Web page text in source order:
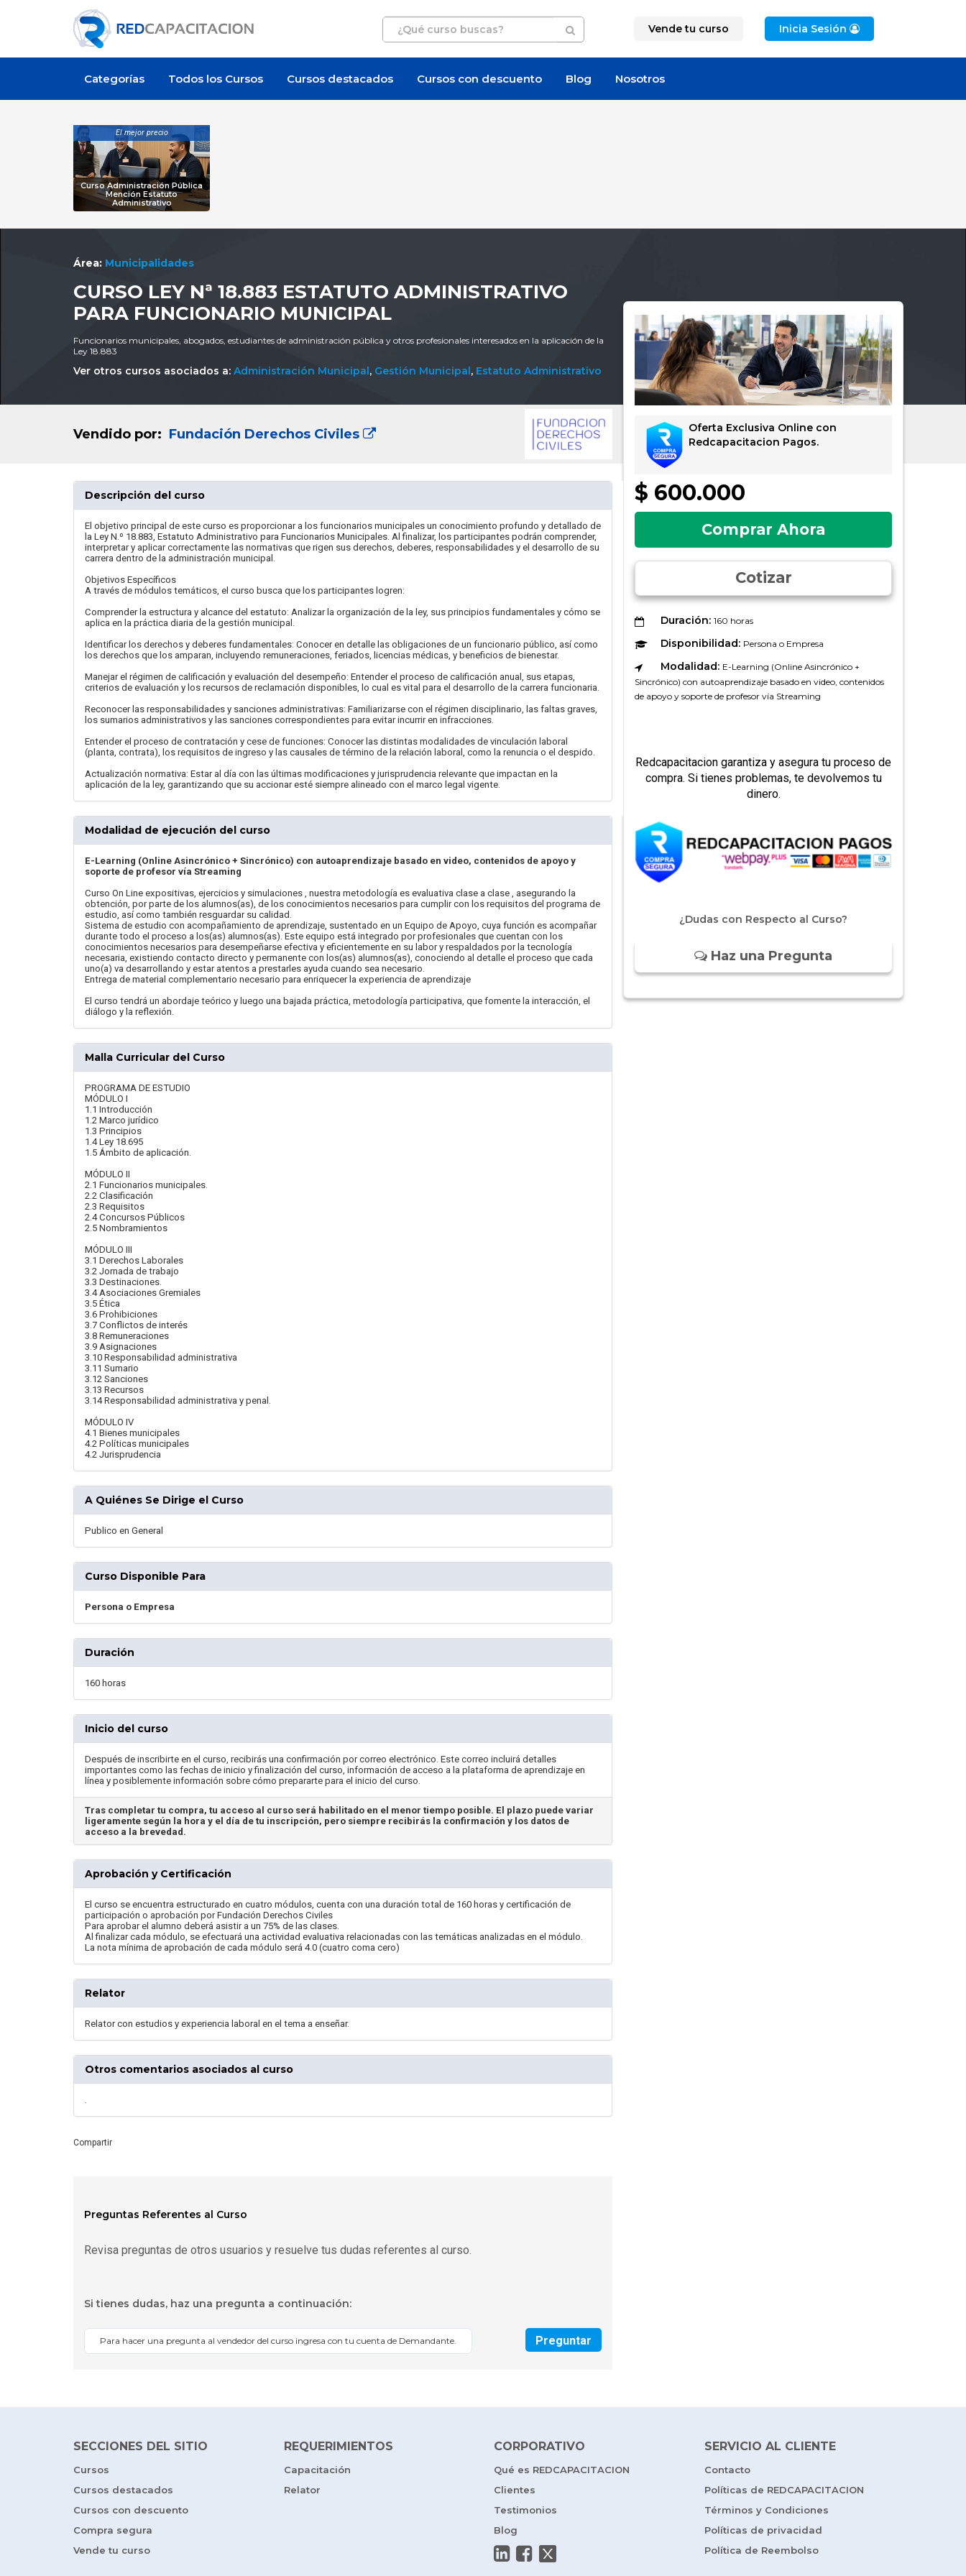
Vende tu curso Inicia Sesión
Categorías Todos los Cursos Cursos destacados Cursos con descuento Blog Nosotros
El mejor precio
Curso Administración Pública
Mención Estatuto
Administrativo
Área: Municipalidades
CURSO LEY Nª 18.883 ESTATUTO ADMINISTRATIVO
PARA FUNCIONARIO MUNICIPAL
Funcionarios municipales, abogados, estudiantes de administración pública y otros profesionales interesados en la aplicación de la
Ley 18.883
Ver otros cursos asociados a: Administración Municipal, Gestión Municipal, Estatuto Administrativo
Vendido por: Fundación Derechos Civiles
Oferta Exclusiva Online con
Redcapacitacion Pagos.
$ 600.000
Comprar Ahora
Cotizar
Duración: 160 horas
Disponibilidad: Persona o Empresa
Modalidad: E-Learning (Online Asincrónico +
Sincrónico) con autoaprendizaje basado en video, contenidos
de apoyo y soporte de profesor vía Streaming
Redcapacitacion garantiza y asegura tu proceso de
compra. Si tienes problemas, te devolvemos tu
dinero.
¿Dudas con Respecto al Curso?
Haz una Pregunta
Descripción del curso
El objetivo principal de este curso es proporcionar a los funcionarios municipales un conocimiento profundo y detallado de
la Ley N.º 18.883, Estatuto Administrativo para Funcionarios Municipales. Al finalizar, los participantes podrán comprender,
interpretar y aplicar correctamente las normativas que rigen sus derechos, deberes, responsabilidades y el desarrollo de su
carrera dentro de la administración municipal.
Objetivos Específicos
A través de módulos temáticos, el curso busca que los participantes logren:
Comprender la estructura y alcance del estatuto: Analizar la organización de la ley, sus principios fundamentales y cómo se
aplica en la práctica diaria de la gestión municipal.
Identificar los derechos y deberes fundamentales: Conocer en detalle las obligaciones de un funcionario público, así como
los derechos que los amparan, incluyendo remuneraciones, feriados, licencias médicas, y beneficios de bienestar.
Manejar el régimen de calificación y evaluación del desempeño: Entender el proceso de calificación anual, sus etapas,
criterios de evaluación y los recursos de reclamación disponibles, lo cual es vital para el desarrollo de la carrera funcionaria.
Reconocer las responsabilidades y sanciones administrativas: Familiarizarse con el régimen disciplinario, las faltas graves,
los sumarios administrativos y las sanciones correspondientes para evitar incurrir en infracciones.
Entender el proceso de contratación y cese de funciones: Conocer las distintas modalidades de vinculación laboral
(planta, contrata), los requisitos de ingreso y las causales de término de la relación laboral, como la renuncia o el despido.
Actualización normativa: Estar al día con las últimas modificaciones y jurisprudencia relevante que impactan en la
aplicación de la ley, garantizando que su accionar esté siempre alineado con el marco legal vigente.
Modalidad de ejecución del curso
E-Learning (Online Asincrónico + Sincrónico) con autoaprendizaje basado en video, contenidos de apoyo y
soporte de profesor vía Streaming
Curso On Line expositivas, ejercicios y simulaciones , nuestra metodología es evaluativa clase a clase , asegurando la
obtención, por parte de los alumnos(as), de los conocimientos necesarios para cumplir con los requisitos del programa de
estudio, así como también resguardar su calidad.
Sistema de estudio con acompañamiento de aprendizaje, sustentado en un Equipo de Apoyo, cuya función es acompañar
durante todo el proceso a los(as) alumnos(as). Este equipo está integrado por profesionales que cuentan con los
conocimientos necesarios para desempeñarse efectiva y eficientemente en su labor y respaldados por la tecnología
necesaria, existiendo contacto directo y permanente con los(as) alumnos(as), conociendo al detalle el proceso que cada
uno(a) va desarrollando y estar atentos a prestarles ayuda cuando sea necesario.
Entrega de material complementario necesario para enriquecer la experiencia de aprendizaje
El curso tendrá un abordaje teórico y luego una bajada práctica, metodología participativa, que fomente la interacción, el
diálogo y la reflexión.
Malla Curricular del Curso
PROGRAMA DE ESTUDIO
MÓDULO I
1.1 Introducción
1.2 Marco jurídico
1.3 Principios
1.4 Ley 18.695
1.5 Ámbito de aplicación.
MÓDULO II
2.1 Funcionarios municipales.
2.2 Clasificación
2.3 Requisitos
2.4 Concursos Públicos
2.5 Nombramientos
MÓDULO III
3.1 Derechos Laborales
3.2 Jornada de trabajo
3.3 Destinaciones.
3.4 Asociaciones Gremiales
3.5 Ética
3.6 Prohibiciones
3.7 Conflictos de interés
3.8 Remuneraciones
3.9 Asignaciones
3.10 Responsabilidad administrativa
3.11 Sumario
3.12 Sanciones
3.13 Recursos
3.14 Responsabilidad administrativa y penal.
MÓDULO IV
4.1 Bienes municipales
4.2 Políticas municipales
4.2 Jurisprudencia
A Quiénes Se Dirige el Curso
Publico en General
Curso Disponible Para
Persona o Empresa
Duración
160 horas
Inicio del curso
Después de inscribirte en el curso, recibirás una confirmación por correo electrónico. Este correo incluirá detalles
importantes como las fechas de inicio y finalización del curso, información de acceso a la plataforma de aprendizaje en
línea y posiblemente información sobre cómo prepararte para el inicio del curso.
Tras completar tu compra, tu acceso al curso será habilitado en el menor tiempo posible. El plazo puede variar
ligeramente según la hora y el día de tu inscripción, pero siempre recibirás la confirmación y los datos de
acceso a la brevedad.
Aprobación y Certificación
El curso se encuentra estructurado en cuatro módulos, cuenta con una duración total de 160 horas y certificación de
participación o aprobación por Fundación Derechos Civiles
Para aprobar el alumno deberá asistir a un 75% de las clases.
Al finalizar cada módulo, se efectuará una actividad evaluativa relacionadas con las temáticas analizadas en el módulo.
La nota mínima de aprobación de cada módulo será 4.0 (cuatro coma cero)
Relator
Relator con estudios y experiencia laboral en el tema a enseñar.
Otros comentarios asociados al curso
.
Compartir
Preguntas Referentes al Curso
Revisa preguntas de otros usuarios y resuelve tus dudas referentes al curso.
Si tienes dudas, haz una pregunta a continuación:
Para hacer una pregunta al vendedor del curso ingresa con tu cuenta de Demandante. Preguntar
SECCIONES DEL SITIO
Cursos
Cursos destacados
Cursos con descuento
Compra segura
Vende tu curso
REQUERIMIENTOS
Capacitación
Relator
CORPORATIVO
Qué es REDCAPACITACION
Clientes
Testimonios
Blog
SERVICIO AL CLIENTE
Contacto
Políticas de REDCAPACITACION
Términos y Condiciones
Políticas de privacidad
Política de Reembolso